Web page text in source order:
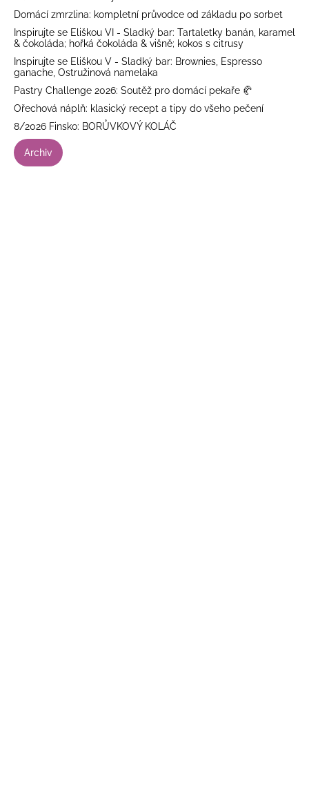
Domácí zmrzlina: kompletní průvodce od základu po sorbet
Inspirujte se Eliškou VI - Sladký bar: Tartaletky banán, karamel
& čokoláda; hořká čokoláda & višně; kokos s citrusy
Inspirujte se Eliškou V - Sladký bar: Brownies, Espresso
ganache, Ostružinová namelaka
Pastry Challenge 2026: Soutěž pro domácí pekaře 🥐
Ořechová náplň: klasický recept a tipy do všeho pečení
8/2026 Finsko: BORŮVKOVÝ KOLÁČ
Archiv